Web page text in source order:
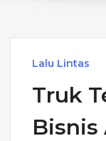
Lalu Lintas
Truk
Bisnis